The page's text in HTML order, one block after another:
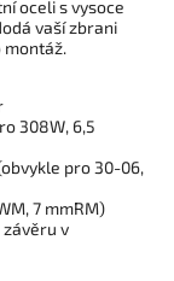
oceli s vysoce
vaší zbrani
montáž.
308W, 6,5
pro 30-06,
7 mmRM)
v